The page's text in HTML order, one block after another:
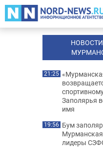
21:25
Заполярья
имя
19:56 Бум
лидеры